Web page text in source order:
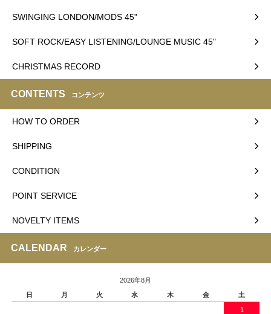
SWINGING LONDON/MODS 45"
SOFT ROCK/EASY LISTENING/LOUNGE MUSIC 45"
CHRISTMAS RECORD
CONTENTS コンテンツ
HOW TO ORDER
SHIPPING
CONDITION
POINT SERVICE
NOVELTY ITEMS
CALENDAR カレンダー
2026年8月
日
月 火 水 木 金 土
1